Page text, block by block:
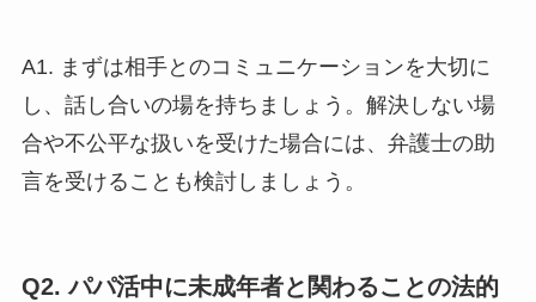
A1. まずは相手とのコミュニケーションを大切に
し、話し合いの場を持ちましょう。解決しない場
合や不公平な扱いを受けた場合には、弁護士の助
言を受けることも検討しましょう。
Q2. パパ活中に未成年者と関わることの法的